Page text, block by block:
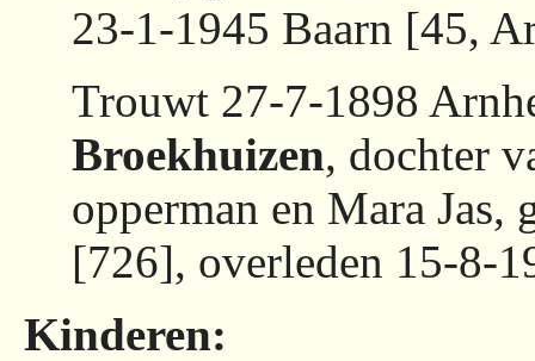
23-1-1945 Baarn [45,
Trouwt 27-7-1898
Broekhuizen, dochter
opperman en Mara
[726], overleden 15-8-
Kinderen: